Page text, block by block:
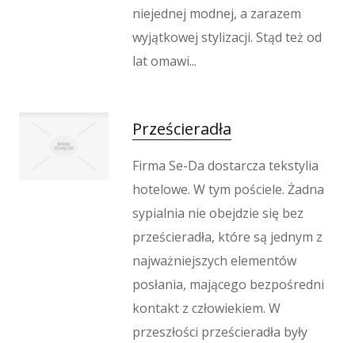
niejednej modnej, a zarazem
wyjątkowej stylizacji. Stąd też od
lat omawi...
Prześcieradła
Firma Se-Da dostarcza tekstylia
hotelowe. W tym pościele. Żadna
sypialnia nie obejdzie się bez
prześcieradła, które są jednym z
najważniejszych elementów
posłania, mającego bezpośredni
kontakt z człowiekiem. W
przeszłości prześcieradła były